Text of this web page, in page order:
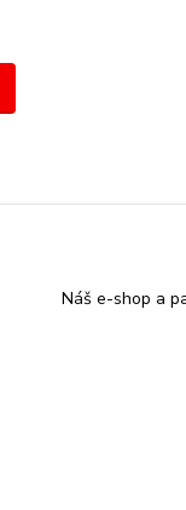
Náš e-shop a